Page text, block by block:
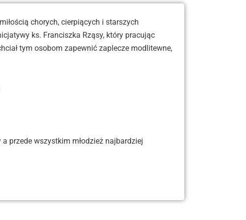
chorych, cierpiących i starszych
ks. Franciszka Rząsy, który pracując
tym osobom zapewnić zaplecze modlitewne,
przede wszystkim młodzież najbardziej